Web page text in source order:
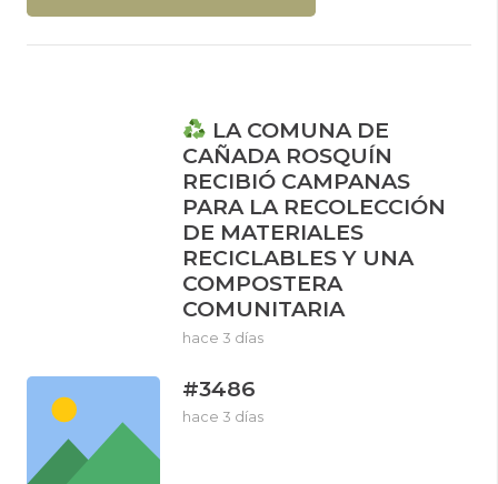
LA COMUNA DE
CAÑADA ROSQUÍN
RECIBIÓ CAMPANAS
PARA LA RECOLECCIÓN
DE MATERIALES
RECICLABLES Y UNA
COMPOSTERA
COMUNITARIA
hace 3 días
#3486
hace 3 días